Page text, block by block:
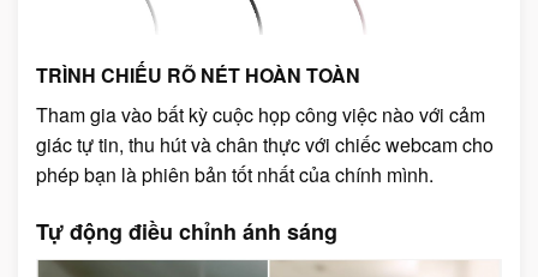
TRÌNH CHIẾU RÕ NÉT HOÀN TOÀN
Tham gia vào bất kỳ cuộc họp công việc nào với cảm
giác tự tin, thu hút và chân thực với chiếc webcam cho
phép bạn là phiên bản tốt nhất của chính mình.
Tự động điều chỉnh ánh sáng